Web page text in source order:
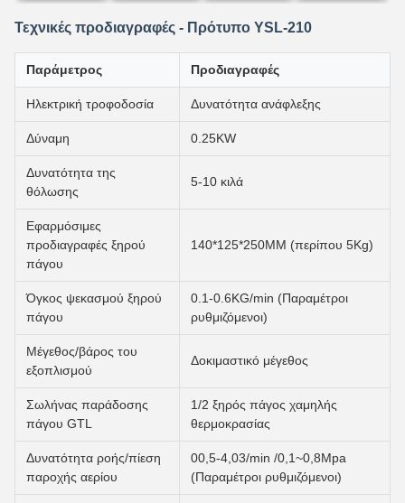
Τεχνικές προδιαγραφές - Πρότυπο YSL-210
Παράμετρος Προδιαγραφές
Ηλεκτρική τροφοδοσία Δυνατότητα ανάφλεξης
Δύναμη 0.25KW
Δυνατότητα της
θόλωσης
5-10 κιλά
Εφαρμόσιμες
προδιαγραφές ξηρού
πάγου
140*125*250MM (περίπου 5Kg)
Όγκος ψεκασμού ξηρού
πάγου
0.1-0.6KG/min (Παραμέτροι
ρυθμιζόμενοι)
Μέγεθος/βάρος του
εξοπλισμού
Δοκιμαστικό μέγεθος
Σωλήνας παράδοσης
πάγου GTL
1/2 ξηρός πάγος χαμηλής
θερμοκρασίας
Δυνατότητα ροής/πίεση
παροχής αερίου
00,5-4,03/min /0,1~0,8Mpa
(Παραμέτροι ρυθμιζόμενοι)